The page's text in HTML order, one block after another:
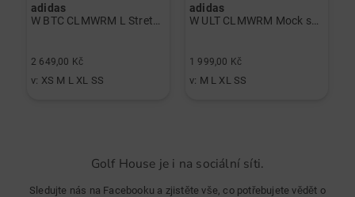
adidas
2 649,00 Kč
v: XS M L XL SS
adidas
W ULT CLMWRM Mock spodní prádlo černá
1 999,00 Kč
v: M L XL SS
Golf House je i na sociální síti.
Sledujte nás na Facebooku a zjistěte vše, co potřebujete vědět o